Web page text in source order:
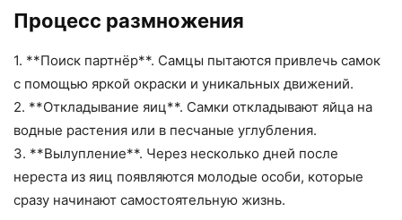
Процесс размножения
1. **Поиск партнёр**. Самцы пытаются привлечь самок
с помощью яркой окраски и уникальных движений.
2. **Откладывание яиц**. Самки откладывают яйца на
водные растения или в песчаные углубления.
3. **Вылупление**. Через несколько дней после
нереста из яиц появляются молодые особи, которые
сразу начинают самостоятельную жизнь.